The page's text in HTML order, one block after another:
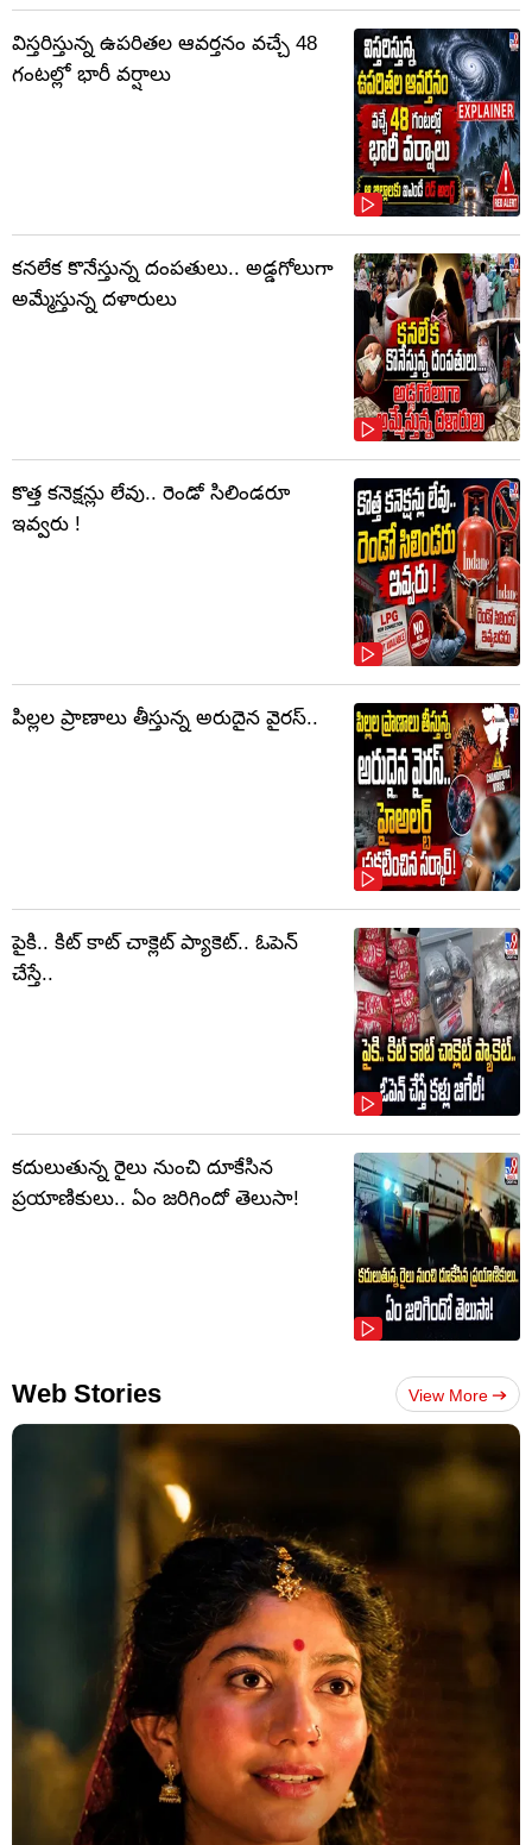
విస్తరిస్తున్న ఉపరితల ఆవర్తనం వచ్చే 48
గంటల్లో భారీ వర్షాలు
కనలేక కొనేస్తున్న దంపతులు.. అడ్డగోలుగా
అమ్మేస్తున్న దళారులు
కొత్త కనెక్షన్లు లేవు.. రెండో సిలిండరూ
ఇవ్వరు !
పిల్లల ప్రాణాలు తీస్తున్న అరుదైన వైరస్..
పైకి.. కిట్‌ కాట్‌ చాక్లెట్ ప్యాకెట్‌.. ఓపెన్‌
చేస్తే..
కదులుతున్న రైలు నుంచి దూకేసిన
ప్రయాణికులు.. ఏం జరిగిందో తెలుసా!
Web Stories View More